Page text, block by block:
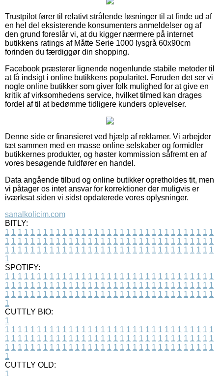
Trustpilot fører til relativt strålende løsninger til at finde ud af
en hel del eksisterende konsumenters anmeldelser og af
den grund foreslår vi, at du kigger nærmere på internet
butikkens ratings af Måtte Serie 1000 lysgrå 60x90cm
forinden du færdiggør din shopping.
Facebook præsterer lignende nogenlunde stabile metoder til
at få indsigt i online butikkens popularitet. Foruden det ser vi
nogle online butikker som giver folk mulighed for at give en
kritik af virksomhedens service, hvilket tilmed kan drages
fordel af til at bedømme tidligere kunders oplevelser.
Denne side er finansieret ved hjælp af reklamer. Vi arbejder
tæt sammen med en masse online selskaber og formidler
butikkernes produkter, og høster kommission såfremt en af
vores besøgende fuldfører en handel.
Data angående tilbud og online butikker opretholdes tit, men
vi påtager os intet ansvar for korrektioner der muligvis er
iværksat siden vi sidst opdaterede vores oplysninger.
sanalkolicim.com
BITLY:
1 1 1 1 1 1 1 1 1 1 1 1 1 1 1 1 1 1 1 1 1 1 1 1 1 1 1 1 1 1 1 1 1
1 1 1 1 1 1 1 1 1 1 1 1 1 1 1 1 1 1 1 1 1 1 1 1 1 1 1 1 1 1 1 1 1
1 1 1 1 1 1 1 1 1 1 1 1 1 1 1 1 1 1 1 1 1 1 1 1 1 1 1 1 1 1 1 1 1
1
SPOTIFY:
1 1 1 1 1 1 1 1 1 1 1 1 1 1 1 1 1 1 1 1 1 1 1 1 1 1 1 1 1 1 1 1 1
1 1 1 1 1 1 1 1 1 1 1 1 1 1 1 1 1 1 1 1 1 1 1 1 1 1 1 1 1 1 1 1 1
1 1 1 1 1 1 1 1 1 1 1 1 1 1 1 1 1 1 1 1 1 1 1 1 1 1 1 1 1 1 1 1 1
1
CUTTLY BIO:
1
1 1 1 1 1 1 1 1 1 1 1 1 1 1 1 1 1 1 1 1 1 1 1 1 1 1 1 1 1 1 1 1 1
1 1 1 1 1 1 1 1 1 1 1 1 1 1 1 1 1 1 1 1 1 1 1 1 1 1 1 1 1 1 1 1 1
1 1 1 1 1 1 1 1 1 1 1 1 1 1 1 1 1 1 1 1 1 1 1 1 1 1 1 1 1 1 1 1 1
1
CUTTLY OLD:
1